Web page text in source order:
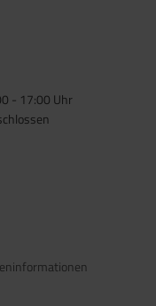
- 17:00 Uhr